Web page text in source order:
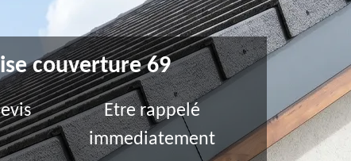
couverture 69
Etre rappelé
immediatement